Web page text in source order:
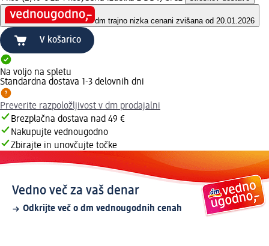
dm trajno nizka cenani zvišana od 20.01.2026
V košarico
Na voljo na spletu
Standardna dostava 1-3 delovnih dni
Preverite razpoložljivost v dm prodajalni
Brezplačna dostava nad 49 €
Nakupujte vednougodno
Zbirajte in unovčujte točke
Vedno več za vaš denar
Odkrijte več o dm vednougodnih cenah